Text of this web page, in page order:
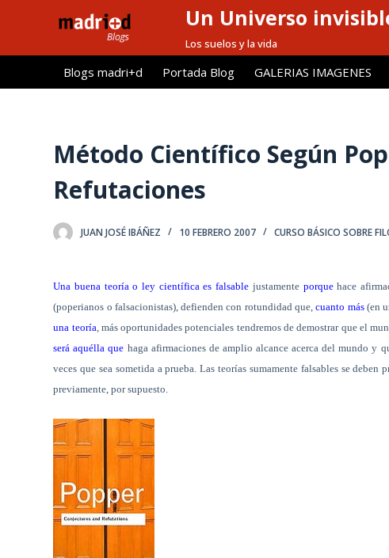
l
Un Universo
Los suelos y la vida
Blogs madri+d Portada Blog GALERIAS IMAGENES
Método Científico Según
Refutaciones
JUAN JOSÉ IBÁÑEZ 10 FEBRERO 2007 CURSO BÁSICO SOBRE
Una buena teoría o ley científica es falsable justamenteporquehace
(poperianos o falsacionistas), defienden con rotundidad que,cuanto más(en
una teoría, más oportunidades potenciales tendremos de demostrar que el
será aquélla que haga afirmaciones de amplio alcance acerca del mundo y
veces que sea sometida a prueba. Las teorías sumamente falsables se
previamente, por supuesto.